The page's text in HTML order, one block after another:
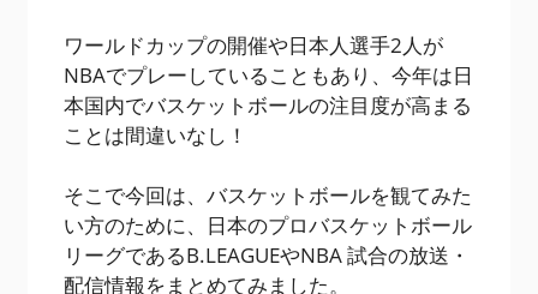
ワールドカップの開催や日本人選手2人が
NBAでプレーしていることもあり、今年は日
本国内でバスケットボールの注目度が高まる
ことは間違いなし！
そこで今回は、バスケットボールを観てみた
い方のために、日本のプロバスケットボール
リーグであるB.LEAGUEやNBA 試合の放送・
配信情報をまとめてみました。